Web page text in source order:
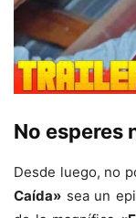
No esperes
Desde luego, no
Caída» sea un